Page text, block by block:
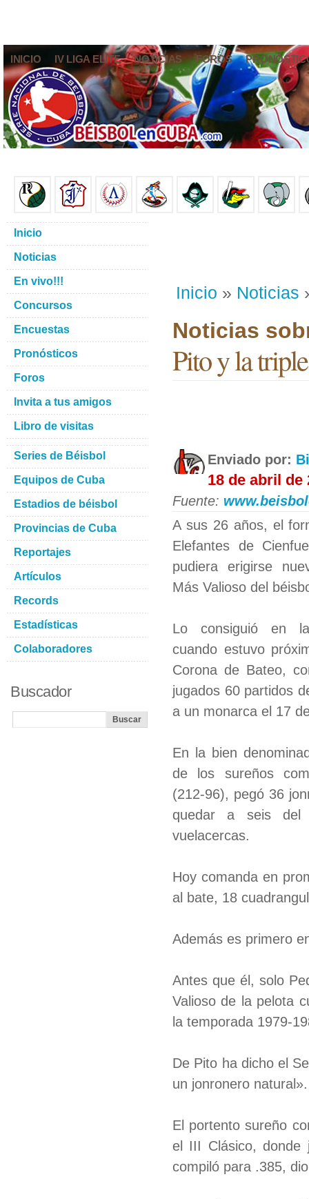
INICIO IV LIGA ELITE NOTICIAS FOROS
Inicio » Noticias
Noticias
Pito y la
Enviado por:
18 de abril de
Fuente:
A sus 26 años, el
Elefantes de
pudiera erigirse
Más Valioso del
Lo consiguió en
cuando estuvo
Corona de Bateo,
jugados 60 partidos
a un monarca el 17
En la bien
de los sureños
(212-96), pegó 36
quedar a seis del
vuelacercas.
Hoy comanda en
al bate, 18
Además es primero
Antes que él, solo
Valioso de la pelota
la temporada 1979-
De Pito ha dicho el
un jonronero natural».
El portento sureño
el III Clásico, donde
compiló para .385,
Inicio
Noticias
En vivo!!!
Concursos
Encuestas
Pronósticos
Foros
Invita a tus amigos
Libro de visitas
Series de Béisbol
Equipos de Cuba
Estadios de béisbol
Provincias de Cuba
Reportajes
Artículos
Records
Estadísticas
Colaboradores
Buscador